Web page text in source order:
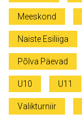
Meeskond
Naiste Esiliiga
Põlva Päevad
U10 U11
Valikturniir